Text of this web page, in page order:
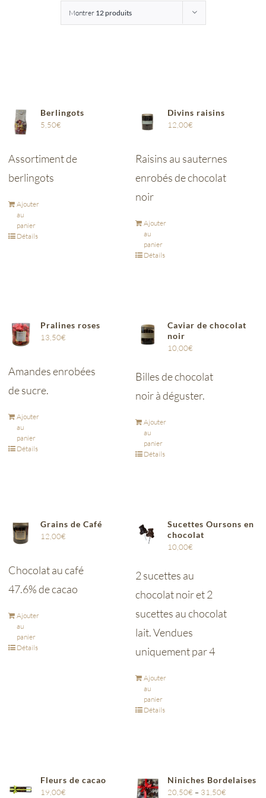
Montrer 12 produits
Berlingots
5,50€
Assortiment de
berlingots
Ajouter
au
panier
Détails
Divins raisins
12,00€
Raisins au sauternes
enrobés de chocolat
noir
Ajouter
au
panier
Détails
Pralines roses
13,50€
Amandes enrobées
de sucre.
Ajouter
au
panier
Détails
Caviar de chocolat
noir
10,00€
Billes de chocolat
noir à déguster.
Ajouter
au
panier
Détails
Grains de Café
12,00€
Chocolat au café
47.6% de cacao
Ajouter
au
panier
Détails
Sucettes Oursons en
chocolat
10,00€
2 sucettes au
chocolat noir et 2
sucettes au chocolat
lait. Vendues
uniquement par 4
Ajouter
au
panier
Détails
Fleurs de cacao
19,00€
Niniches Bordelaises
20,50€ – 31,50€